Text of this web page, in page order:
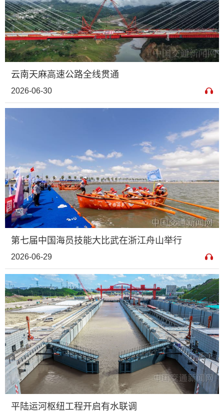
云南天麻高速公路全线贯通
2026-06-30
第七届中国海员技能大比武在浙江舟山举行
2026-06-29
平陆运河枢纽工程开启有水联调